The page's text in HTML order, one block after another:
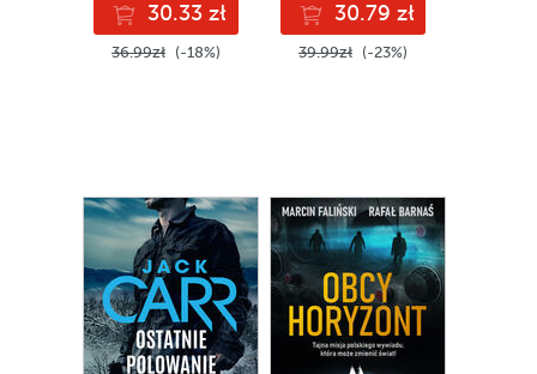
30.33 zł
36.99zł (-18%)
30.79 zł
39.99zł (-23%)